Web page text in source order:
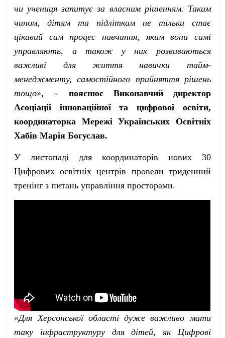
чи учениця запитує за власним рішенням. Таким
чином, дітям та підліткам не тільки стає
цікавий сам процес навчання, яким вони самі
управляють, а також у них розвиваються
важливі для життя навички тайм-
менеджменту, самостійного прийняття рішень
тощо»,–
пояснює Виконавчий директор
Асоціації інноваційної та цифрової освіти,
координаторка Мережі Українських Освітніх
Хабів Марія Богуслав.
У листопаді для координаторів нових 30
Цифрових освітніх центрів провели триденний
тренінг з питань управління просторами.
«Для Херсонської області дуже важливо мати
таку інфраструктуру для дітей, як Цифрові